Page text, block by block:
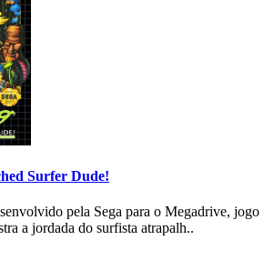
Surfer Dude!
pela Sega para o Megadrive, jogo
a jordada do surfista atrapalh..